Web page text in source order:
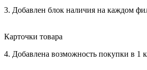
3. Добавлен блок наличия на каждом
Карточки товара
4. Добавлена возможность покупки в 1